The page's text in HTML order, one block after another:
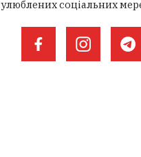
улюблених соціальних